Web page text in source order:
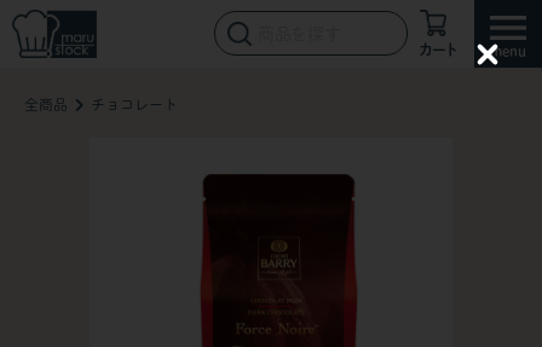
カート
全商品 チョコレート
C